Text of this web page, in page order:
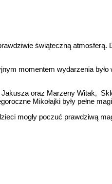
świąteczną
momentem wydarzenia
oraz Marzeny Witak,
Mikołajki były pełne
mogły poczuć prawdziwą